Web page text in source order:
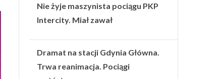
Nie żyje maszynista pociągu PKP
Intercity. Miał zawał
Dramat na stacji Gdynia Główna.
Trwa reanimacja. Pociągi